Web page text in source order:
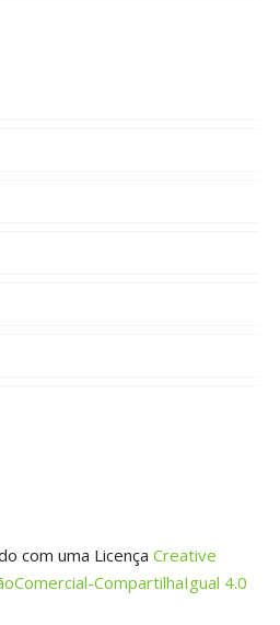
com uma Licença Creative
CompartilhaIgual 4.0